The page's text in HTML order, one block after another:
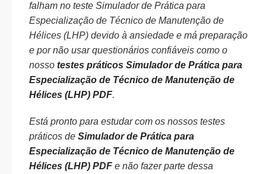
falham no teste Simulador de Prática para
Especialização de Técnico de Manutenção de
Hélices (LHP) devido à ansiedade e má preparação
e por não usar questionários confiáveis como o
nosso testes práticos Simulador de Prática para
Especialização de Técnico de Manutenção de
Hélices (LHP) PDF.
Está pronto para estudar com os nossos testes
práticos de Simulador de Prática para
Especialização de Técnico de Manutenção de
Hélices (LHP) PDF e não fazer parte dessa